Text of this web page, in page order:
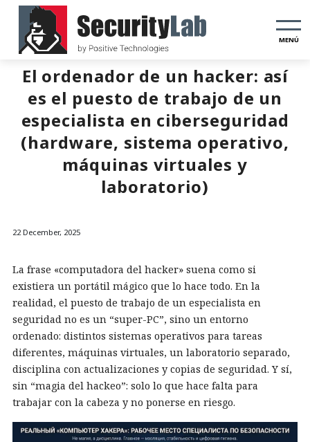
MENÚ
El ordenador de un hacker: así
es el puesto de trabajo de un
especialista en ciberseguridad
(hardware, sistema operativo,
máquinas virtuales y
laboratorio)
22 December, 2025
La frase «computadora del hacker» suena como si
existiera un portátil mágico que lo hace todo. En la
realidad, el puesto de trabajo de un especialista en
seguridad no es un “super-PC”, sino un entorno
ordenado: distintos sistemas operativos para tareas
diferentes, máquinas virtuales, un laboratorio separado,
disciplina con actualizaciones y copias de seguridad. Y sí,
sin “magia del hackeo”: solo lo que hace falta para
trabajar con la cabeza y no ponerse en riesgo.